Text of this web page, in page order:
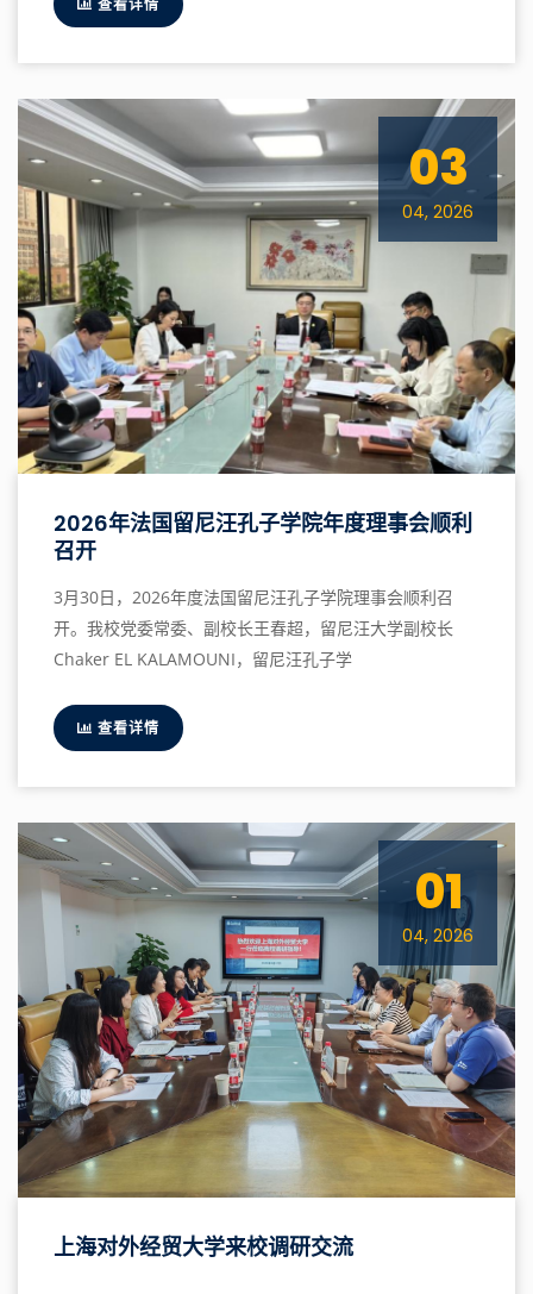
查看详情
03
04, 2026
2026年法国留尼汪孔子学院年度理事会顺利
召开
3月30日，2026年度法国留尼汪孔子学院理事会顺利召
开。我校党委常委、副校长王春超，留尼汪大学副校长
Chaker EL KALAMOUNI，留尼汪孔子学
查看详情
01
04, 2026
上海对外经贸大学来校调研交流